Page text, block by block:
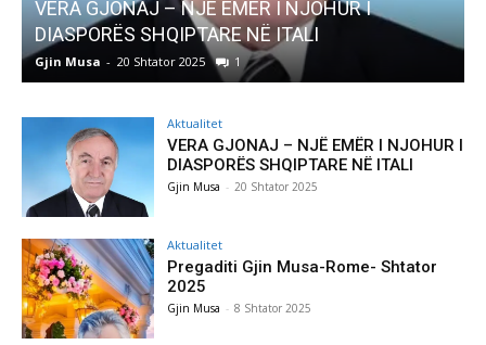
AKTUALITET
Pregaditi Gjin Musa-Rome- Shtator 2025
Gjin Musa - 8 Shtator 2025
Aktualitet
VERA GJONAJ – NJË EMËR I NJOHUR I
DIASPORËS SHQIPTARE NË ITALI
Gjin Musa - 20 Shtator 2025
Aktualitet
Pregaditi Gjin Musa-Rome- Shtator
2025
Gjin Musa - 8 Shtator 2025